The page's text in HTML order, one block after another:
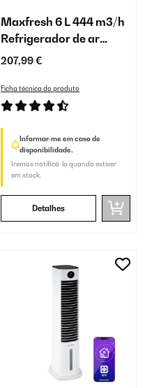
Maxfresh 6 L 444 m3/h
Refrigerador de ar
Branco
207,99 €
Ficha técnica do produto
Informar-me em caso de
disponibilidade.
Iremos notificá-lo quando estiver
em stock.
Detalhes